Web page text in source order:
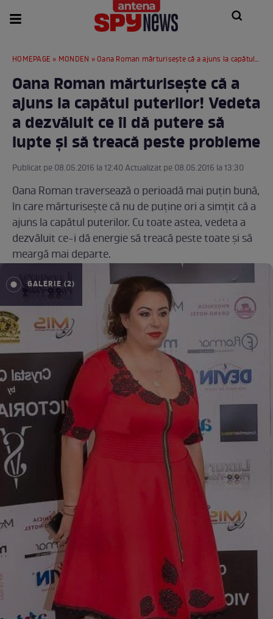
HOMEPAGE » MONDEN » Oana Roman mărturiseşte că a ajuns la capătul puterilor! Vedeta a dezvăluit ce îi dă putere să lupte şi să treacă peste probleme
Oana Roman mărturiseşte că a
ajuns la capătul puterilor! Vedeta
a dezvăluit ce îi dă putere să
lupte şi să treacă peste probleme
Publicat pe 08.05.2016 la 12:40 Actualizat pe 08.05.2016 la 13:30
Oana Roman traversează o perioadă mai puţin bună,
în care mărturiseşte că nu de puţine ori a simţit că a
ajuns la capătul puterilor. Cu toate astea, vedeta a
dezvăluit ce-i dă energie să treacă peste toate şi să
meargă mai departe.
GALERIE (2)